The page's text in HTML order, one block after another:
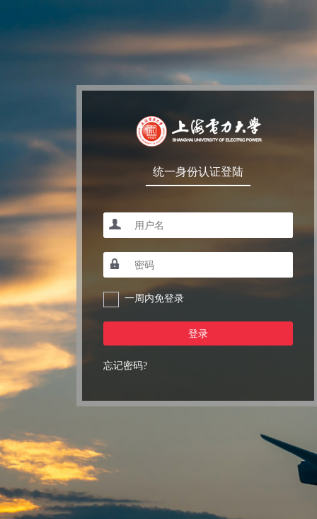
统一身份认证登陆
一周内免登录
登录
忘记密码?